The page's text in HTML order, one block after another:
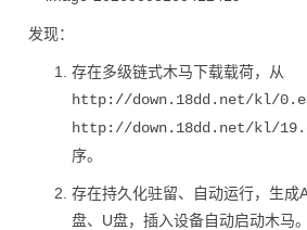
发现：
存在多级链式木马下载载荷，从
http://down.18dd.net/kl/
http://down.18dd.net/kl/
序。
存在持久化驻留、自动运行，生成
盘、U盘，插入设备自动启动木马